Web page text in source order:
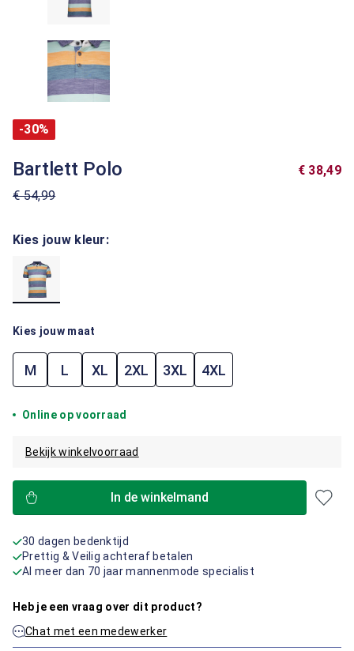
-30%
Bartlett Polo
€ 54,99
€ 38,49
Kies jouw kleur:
Kies jouw maat
M L XL 2XL 3XL 4XL
Online op voorraad
Bekijk winkelvoorraad
In de winkelmand
30 dagen bedenktijd
Prettig & Veilig achteraf betalen
Al meer dan 70 jaar mannenmode specialist
Heb je een vraag over dit product?
Chat met een medewerker